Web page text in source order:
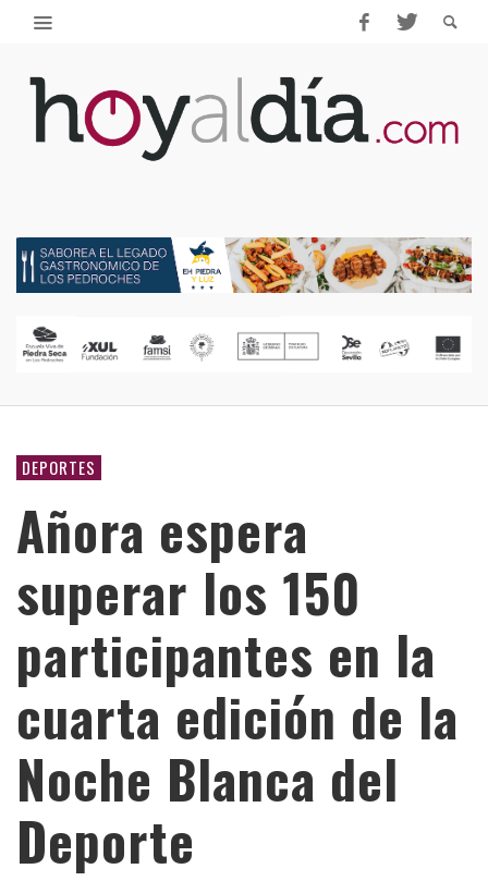
DEPORTES
Añora espera
superar los 150
participantes en la
cuarta edición de la
Noche Blanca del
Deporte